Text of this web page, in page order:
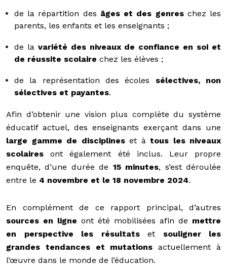
de la répartition des âges et des genreschez les
parents, les enfants et les enseignants ;
de la variété des niveaux de confiance en soi et
de réussite scolaire chez les élèves ;
de la représentation des écoles sélectives, non
sélectives et payantes.
Afin d’obtenir une vision plus complète du système
éducatif actuel, des enseignants exerçant dans une
large gamme de disciplineset à tous les niveaux
scolaires ont également été inclus. Leur propre
enquête, d’une durée de 15 minutes, s’est déroulée
entre le 4 novembre et le 18 novembre 2024.
En complément de ce rapport principal, d’autres
sources en ligne ont été mobilisées afin de mettre
en perspective les résultatset souligner les
grandes tendances et mutations actuellement à
l’œuvre dans le monde de l’éducation.